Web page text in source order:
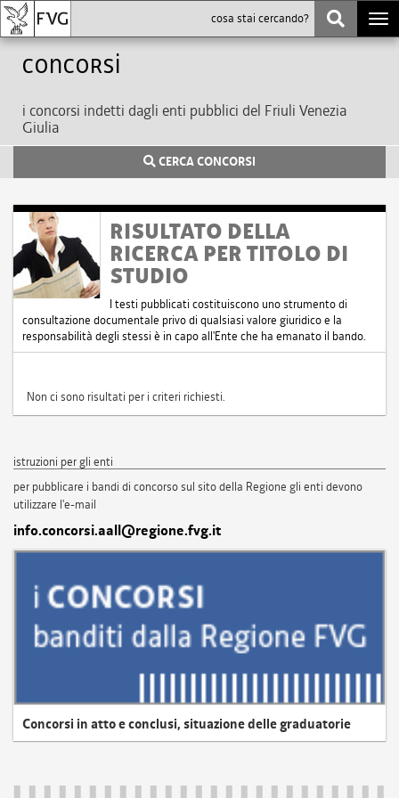
Concorsi
i concorsi indetti dagli enti pubblici del Friuli Venezia
Giulia
CERCA CONCORSI
RISULTATO DELLA
RICERCA PER TITOLO DI
STUDIO
I testi pubblicati costituiscono uno strumento di
consultazione documentale privo di qualsiasi valore giuridico e la
responsabilità degli stessi è in capo all'Ente che ha emanato il bando.
Non ci sono risultati per i criteri richiesti.
istruzioni per gli enti
per pubblicare i bandi di concorso sul sito della Regione gli enti devono
utilizzare l'e-mail
info.concorsi.aall@regione.fvg.it
Concorsi in atto e conclusi, situazione delle graduatorie